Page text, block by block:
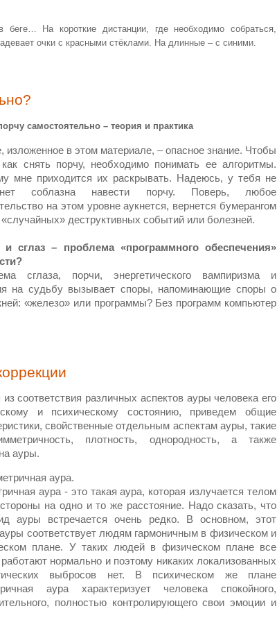
На короткие дистанции, где необходимо собраться,
очки с красными стёклами. На длинные – с синими.
самостоятельно – теория и практика
изложенное в этом материале, – опасное знание. Чтобы
как снять порчу, необходимо понимать ее алгоритмы.
мне приходится их раскрывать. Надеюсь, у тебя не
соблазна навести порчу. Поверь, любое
на этом уровне аукнется, вернется бумерангом
деструктивных событий или болезней.
и сглаз – проблема «программного обеспечения»
сглаза, порчи, энергетического вампиризма и
на судьбу вызывает споры, напоминающие споры о
«железо» или программы? Без программ компьютер
соответствия различных аспектов ауры человека его
и психическому состоянию, приведем общие
свойственные отдельным аспектам ауры, такие
плотность, однородность, а также
ауры.
аура.
аура - это такая аура, которая излучается телом
на одно и то же расстояние. Надо сказать, что
ауры встречается очень редко. В основном, этот
соответствует людям гармоничным в физическом и
плане. У таких людей в физическом плане все
нормально и поэтому никаких локализованных
выбросов нет. В психическом же плане
аура характеризует человека спокойного,
полностью контролирующего свои эмоции и